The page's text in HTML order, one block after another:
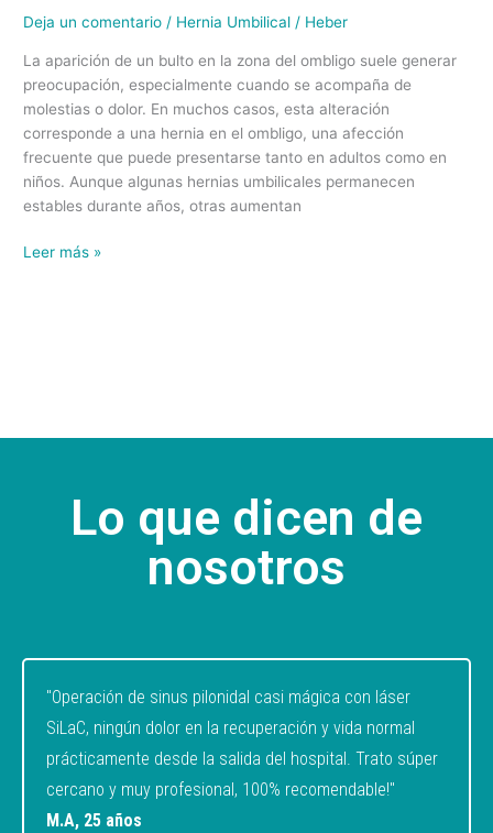
Deja un comentario / Hernia Umbilical / Heber
La aparición de un bulto en la zona del ombligo suele generar
preocupación, especialmente cuando se acompaña de
molestias o dolor. En muchos casos, esta alteración
corresponde a una hernia en el ombligo, una afección
frecuente que puede presentarse tanto en adultos como en
niños. Aunque algunas hernias umbilicales permanecen
estables durante años, otras aumentan
Leer más »
Lo que dicen de
nosotros
"Operación de sinus pilonidal casi mágica con láser
SiLaC, ningún dolor en la recuperación y vida normal
prácticamente desde la salida del hospital. Trato súper
cercano y muy profesional, 100% recomendable!"
M.A, 25 años